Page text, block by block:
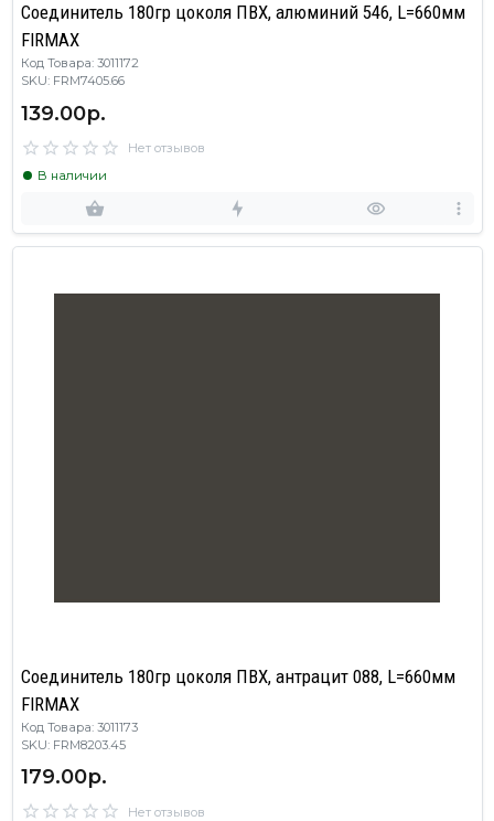
Соединитель 180гр цоколя ПВХ, алюминий 546, L=660мм
FIRMAX
Код Товара: 3011172
SKU: FRM7405.66
139.00р.
Нет отзывов
В наличии
Соединитель 180гр цоколя ПВХ, антрацит 088, L=660мм
FIRMAX
Код Товара: 3011173
SKU: FRM8203.45
179.00р.
Нет отзывов